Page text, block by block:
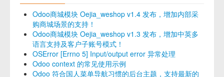
Odoo商城模块 Oejia_weshop v1.4 发布，增加内部采
购商城场景的支持！
Odoo商城模块 Oejia_weshop v1.3 发布，增加中英多
语言支持及客户子账号模式！
OSError [Errno 5] Input/output error 异常处理
Odoo context 的常见使用示例
Odoo 符合国人菜单导航习惯的后台主题，支持最新的